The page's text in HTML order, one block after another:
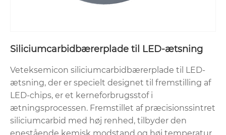
Siliciumcarbidbærerplade til LED-ætsning
Veteksemicon siliciumcarbidbærerplade til LED-
ætsning, der er specielt designet til fremstilling af
LED-chips, er et kerneforbrugsstof i
ætningsprocessen. Fremstillet af præcisionssintret
siliciumcarbid med høj renhed, tilbyder den
enestående kemisk modstand og høj temperatur